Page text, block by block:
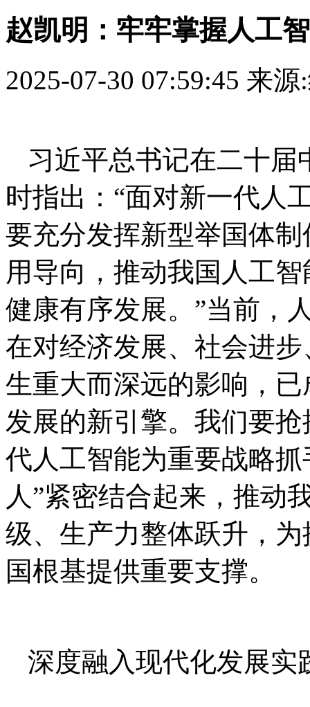
赵凯明：牢牢掌握人工
2025-07-30 07:59:45 来源
习近平总书记在二十
时指出：“面对新一代人
要充分发挥新型举国体
用导向，推动我国人工
健康有序发展。”当前，
在对经济发展、社会进
生重大而深远的影响，
发展的新引擎。我们要
代人工智能为重要战略
人”紧密结合起来，推动
级、生产力整体跃升，
国根基提供重要支撑。
深度融入现代化发展实